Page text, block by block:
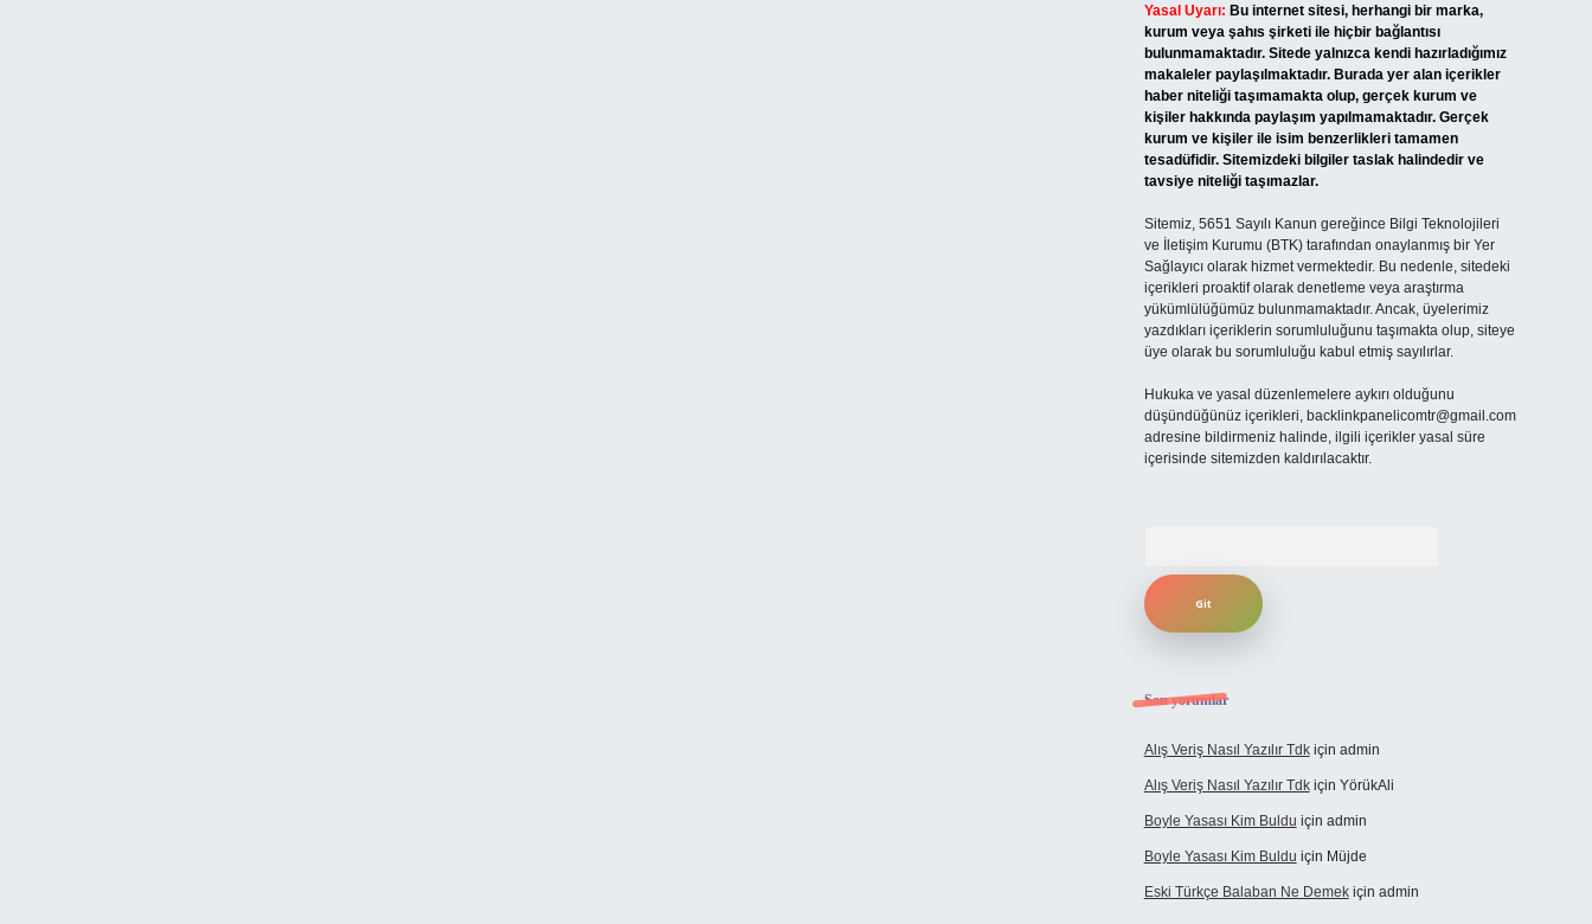
Yasal Uyarı: Bu internet sitesi, herhangi bir marka,
kurum veya şahıs şirketi ile hiçbir bağlantısı
bulunmamaktadır. Sitede yalnızca kendi hazırladığımız
makaleler paylaşılmaktadır. Burada yer alan içerikler
haber niteliği taşımamakta olup, gerçek kurum ve
kişiler hakkında paylaşım yapılmamaktadır. Gerçek
kurum ve kişiler ile isim benzerlikleri tamamen
tesadüfidir. Sitemizdeki bilgiler taslak halindedir ve
tavsiye niteliği taşımazlar.
Sitemiz, 5651 Sayılı Kanun gereğince Bilgi Teknolojileri
ve İletişim Kurumu (BTK) tarafından onaylanmış bir Yer
Sağlayıcı olarak hizmet vermektedir. Bu nedenle, sitedeki
içerikleri proaktif olarak denetleme veya araştırma
yükümlülüğümüz bulunmamaktadır. Ancak, üyelerimiz
yazdıkları içeriklerin sorumluluğunu taşımakta olup, siteye
üye olarak bu sorumluluğu kabul etmiş sayılırlar.
Hukuka ve yasal düzenlemelere aykırı olduğunu
düşündüğünüz içerikleri, backlinkpanelicomtr@gmail.com
adresine bildirmeniz halinde, ilgili içerikler yasal süre
içerisinde sitemizden kaldırılacaktır.
Son yorumlar
Alış Veriş Nasıl Yazılır Tdkiçin admin
Alış Veriş Nasıl Yazılır Tdkiçin YörükAli
Boyle Yasası Kim Buldu için admin
Boyle Yasası Kim Buldu için Müjde
Eski Türkçe Balaban Ne Demekiçin admin